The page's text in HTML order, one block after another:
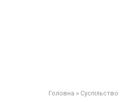
Головна » Суспільство